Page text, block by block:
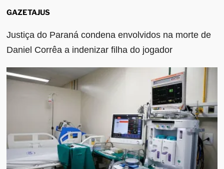
GAZETAJUS
Justiça do Paraná condena envolvidos na morte de
Daniel Corrêa a indenizar filha do jogador